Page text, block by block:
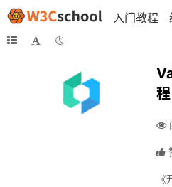
入门教程
程